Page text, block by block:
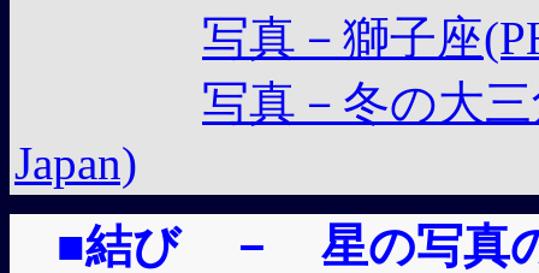
写真－獅子座
写真－冬の大三
Japan)
■結び－ 星の写真の